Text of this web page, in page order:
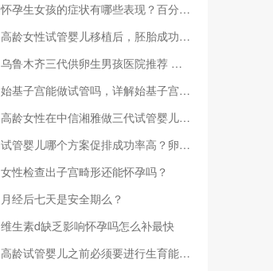
怀孕生女孩的症状有哪些表现？百分百生女孩的症状是怎样的？
高龄女性试管婴儿移植后，胚胎成功着床是什么感觉？
乌鲁木齐三代供卵生男孩医院推荐 附乌鲁木齐第三代试管包生男孩费用明细
始基子宫能做试管吗，详解始基子宫试管符合条件及成功几率
高龄女性在中信湘雅做三代试管婴儿费用是多少？
试管婴儿哪个方案促排成功率高？卵泡质量不好怎么调理
女性检查出子宫畸形还能怀孕吗？
月经后七天是安全期么？
维生素d缺乏影响怀孕吗怎么补最快
高龄试管婴儿之前必须要进行生育能力评估